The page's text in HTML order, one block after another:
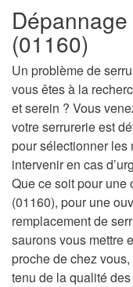
(01160)
Un problème de
vous êtes à la
et serein ? Vous
votre serrurerie est
pour sélectionner les
intervenir en cas
Que ce soit pour une
(01160), pour une
remplacement de
saurons vous mettre
proche de chez
tenu de la qualité